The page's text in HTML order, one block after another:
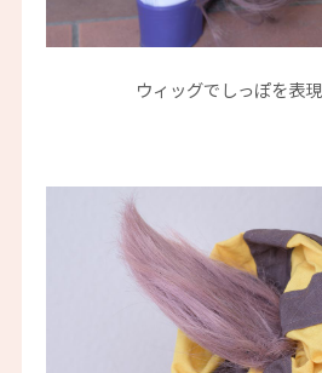
ウィッグでしっぽを表現